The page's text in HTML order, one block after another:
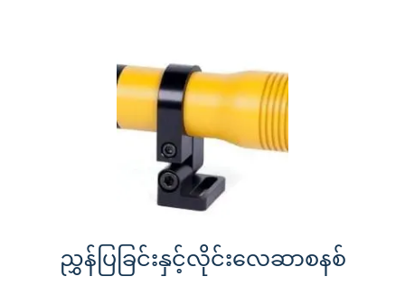
ညွှန်ပြခြင်းနှင့်လိုင်းလေဆာစနစ်